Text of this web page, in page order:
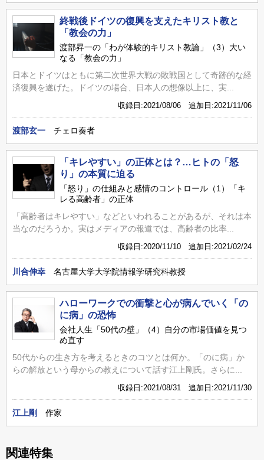
終戦後ドイツの復興を支えたキリスト教と
「教会の力」
渡部昇一の「わが体験的キリスト教論」（3）大い
なる「教会の力」
日本とドイツはともに第二次世界大戦の敗戦国として奇跡的な経
済復興を遂げた。ドイツの場合、日本人の想像以上に、実...
収録日:2021/08/06 追加日:2021/11/06
渡部玄一 チェロ奏者
「キレやすい」の正体とは？…ヒトの「怒
り」の本質に迫る
「怒り」の仕組みと感情のコントロール（1）「キ
レる高齢者」の正体
「高齢者はキレやすい」などといわれることがあるが、それは本
当なのだろうか。実はメディアの報道では、高齢者の比率...
収録日:2020/11/10 追加日:2021/02/24
川合伸幸 名古屋大学大学院情報学研究科教授
ハローワークでの衝撃と心が病んでいく「の
に病」の恐怖
会社人生「50代の壁」（4）自分の市場価値を見つ
め直す
50代からの生き方を考えるときのコツとは何か。「のに病」か
らの解放という母からの教えについて話す江上剛氏。さらに...
収録日:2021/08/31 追加日:2021/11/30
江上剛 作家
関連特集